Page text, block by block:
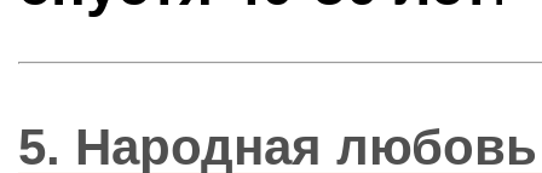
5. Народная любовь